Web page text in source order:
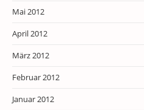
Mai 2012
April 2012
März 2012
Februar 2012
Januar 2012